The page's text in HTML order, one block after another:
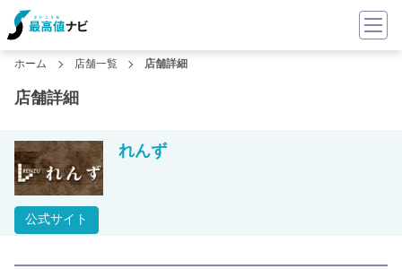
ホーム 店舗一覧 店舗詳細
店舗詳細
公式サイト
れんず